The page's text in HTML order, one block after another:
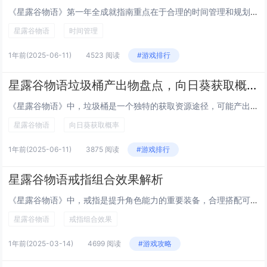
《星露谷物语》第一年全成就指南重点在于合理的时间管理和规划。玩家需明确每日任务优先级，如早晨完成农场工作，下午专注社交或探索矿洞，晚上处理剩余事务。合理分配时间是关键，例如种植季节性作物、按时浇水收获，同时与NPC互动提升好感度以解锁剧情和...
星露谷物语 时间管理
1年前(2025-06-11) 4523 阅读 #游戏排行
星露谷物语垃圾桶产出物盘点，向日葵获取概率
《星露谷物语》中，垃圾桶是一个独特的获取资源途径，可能产出各种物品，包括作物、素材和垃圾等。向日葵作为游戏中重要的作物之一，也有一定概率从垃圾桶中获得。其出现几率受游戏版本、玩家运气值及所在季节影响，但官方并未明确具体概率数值。夏季和秋季的...
星露谷物语 向日葵获取概率
1年前(2025-06-11) 3875 阅读 #游戏排行
星露谷物语戒指组合效果解析
《星露谷物语》中，戒指是提升角色能力的重要装备，合理搭配可显著增强效率与收益。游戏中共有20种戒指，每种具有独特效果，如提高作物价值、加快采矿速度或增加钓鱼经验值等。玩家最多同时佩戴两枚戒指，因此需要根据玩法和个人需求精心选择组合。专注于...
星露谷物语 戒指组合效果
1年前(2025-03-14) 4699 阅读 #游戏攻略